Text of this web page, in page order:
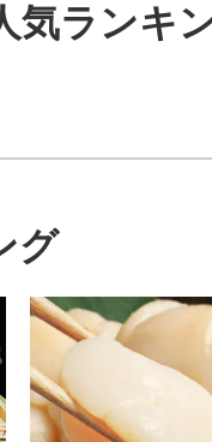
気ランキ
グ